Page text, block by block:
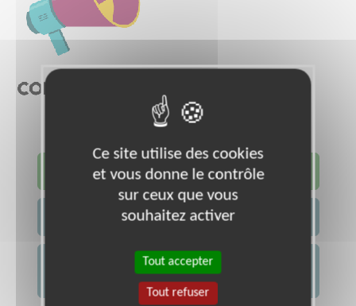
JE DEVIENS BÉNÉVOLE !
JE CONTACTE L'ASSOCIATION
JE FAIS UN DON À
AFM -...
Ce site utilise des cookies
et vous donne le contrôle
sur ceux que vous
souhaitez activer
Tout accepter
Tout refuser